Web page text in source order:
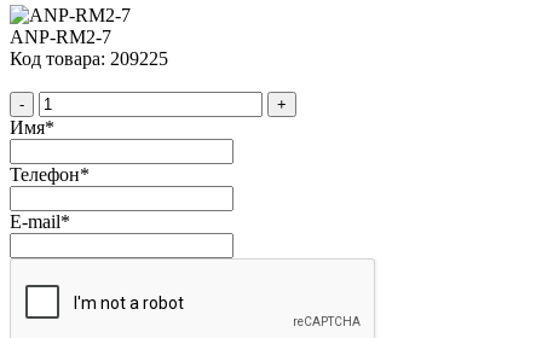
ANP-RM2-7
Код товара: 209225
- +
Имя*
Телефон*
E-mail*